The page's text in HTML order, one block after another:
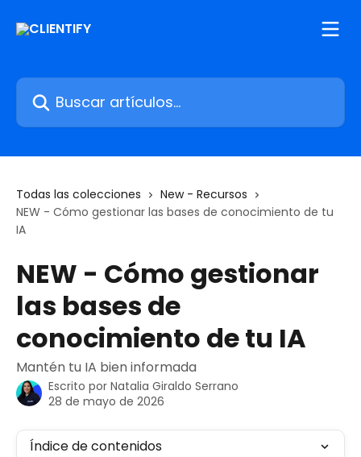
Buscar artículos...
Todas las colecciones
New - Recursos
NEW - Cómo gestionar las bases de conocimiento de tu
IA
NEW - Cómo gestionar
las bases de
conocimiento de tu IA
Mantén tu IA bien informada
Escrito por Natalia Giraldo Serrano
28 de mayo de 2026
Índice de contenidos